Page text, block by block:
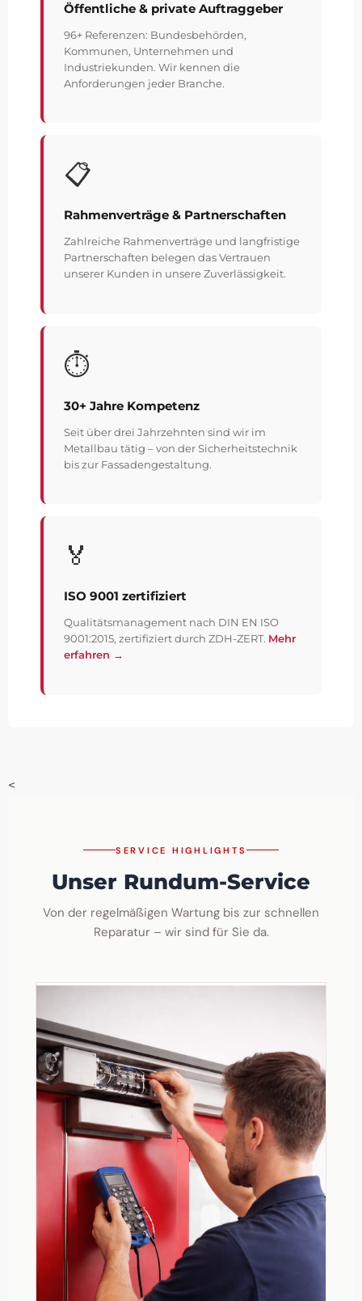
Öffentliche & private Auftraggeber
96+ Referenzen: Bundesbehörden,
Kommunen, Unternehmen und
Industriekunden. Wir kennen die
Anforderungen jeder Branche.
📋
Rahmenverträge & Partnerschaften
Zahlreiche Rahmenverträge und langfristige
Partnerschaften belegen das Vertrauen
unserer Kunden in unsere Zuverlässigkeit.
⏱️
30+ Jahre Kompetenz
Seit über drei Jahrzehnten sind wir im
Metallbau tätig – von der Sicherheitstechnik
bis zur Fassadengestaltung.
🏅
ISO 9001 zertifiziert
Qualitätsmanagement nach DIN EN ISO
9001:2015, zertifiziert durch ZDH-ZERT. Mehr
erfahren →
<
SERVICE HIGHLIGHTS
Unser Rundum-Service
Von der regelmäßigen Wartung bis zur schnellen
Reparatur – wir sind für Sie da.